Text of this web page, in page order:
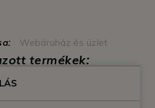
Webáruház és üzlet
termékek: